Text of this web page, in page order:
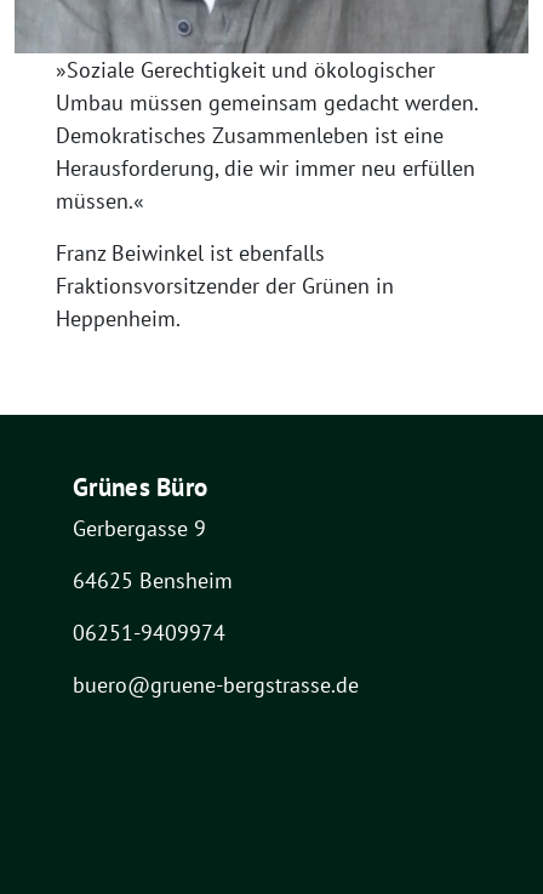
»Soziale Gerechtigkeit und ökologischer
Umbau müssen gemeinsam gedacht werden.
Demokratisches Zusammenleben ist eine
Herausforderung, die wir immer neu erfüllen
müssen.«
Franz Beiwinkel ist ebenfalls
Fraktionsvorsitzender der Grünen in
Heppenheim.
Grünes Büro
Gerbergasse 9
64625 Bensheim
06251-9409974
buero@gruene-bergstrasse.de